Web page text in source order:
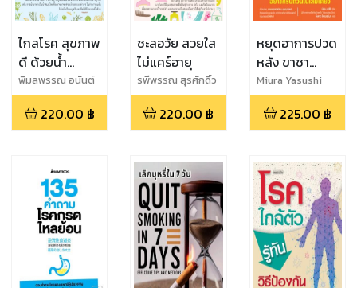
ไกลโรค สุขภาพ
ดี ด้วยน้ำ
สมุนไพรใกล้ตัว
พิมลพรรณ อนันต์
กิจไพศาล
220.00 ฿
ชะลอวัย สวยใส
ไม่แคร์อายุ
รพีพรรณ สุรศักดิ์ว
รกุล
220.00 ฿
หยุดอาการปวด
หลัง ขาชา
เพียงเข้าใจโรค
โพรงกระดูกสัน
หลังตีบแคบ
Miura Yasushi
225.00 ฿